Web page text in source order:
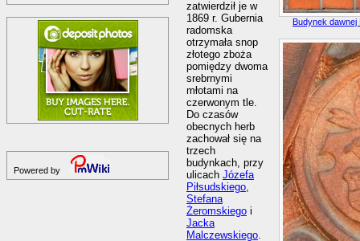
Powered by
zatwierdził je w
1869 r. Gubernia
radomska
otrzymała snop
złotego zboża
pomiędzy dwoma
srebrnymi
młotami na
czerwonym tle.
Do czasów
obecnych herb
zachował się na
trzech
budynkach, przy
ulicach Józefa
Piłsudskiego,
Stefana
Żeromskiegoi
Jacka
Malczewskiego.
Budynek